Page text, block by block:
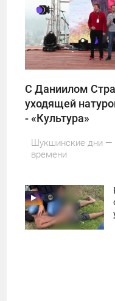
3
С Даниилом
уходящей
- «Культура»
Шукшинские дни —
времени